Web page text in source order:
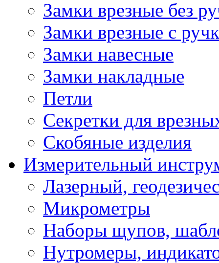
Замки врезные без
Замки врезные с
Замки навесные
Замки накладные
Петли
Секретки для
Скобяные изделия
Измерительный
Лазерный,
Микрометры
Наборы щупов,
Нутромеры,